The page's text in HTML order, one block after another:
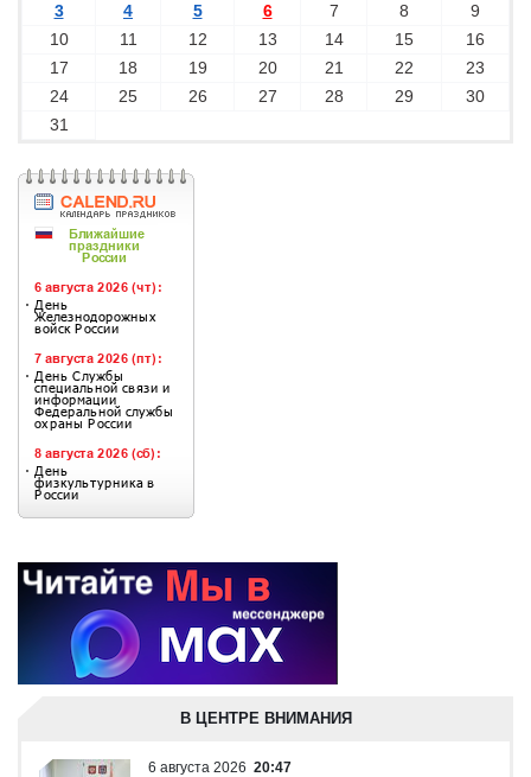
3
4 5 6 7 8
9
10
11 12 13 14 15
16
17
18 19 20 21 22
23
24
25 26 27 28 29
30
31
В ЦЕНТРЕ ВНИМАНИЯ
6 августа 2026 20:47